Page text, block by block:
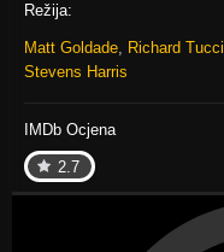
Režija:
Matt Goldade, Richard Tucci
Stevens Harris
IMDb Ocjena
2.7